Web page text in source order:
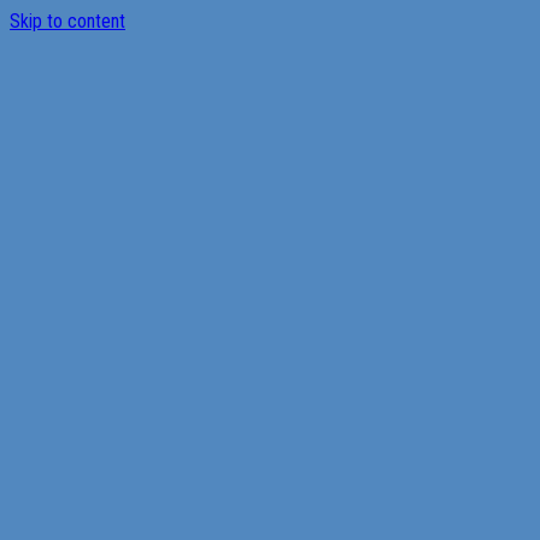
Skip to content